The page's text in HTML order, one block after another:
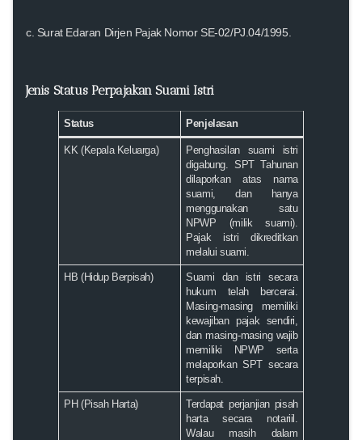
c. Surat Edaran Dirjen Pajak Nomor SE-02/PJ.04/1995.
Jenis Status Perpajakan Suami Istri
Status Penjelasan
KK (Kepala Keluarga)
Penghasilan suami istri
digabung. SPT Tahunan
dilaporkan atas nama
suami, dan hanya
menggunakan satu
NPWP (milik suami).
Pajak istri dikreditkan
melalui suami.
HB (Hidup Berpisah)
Suami dan istri secara
hukum telah bercerai.
Masing-masing memiliki
kewajiban pajak sendiri,
dan masing-masing wajib
memiliki NPWP serta
melaporkan SPT secara
terpisah.
PH (Pisah Harta) Terdapat perjanjian pisah
harta secara notariil .
Walau masih dalam